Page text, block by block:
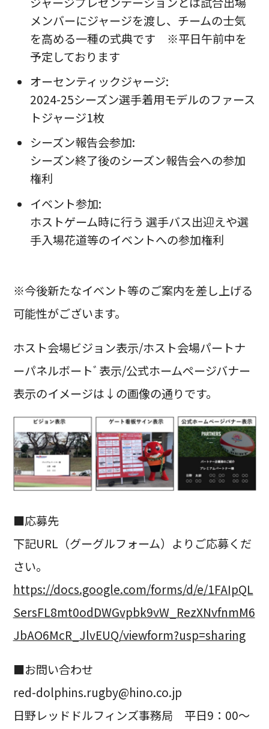
メンバーにジャージを渡し、チームの士気
を高める一種の式典です ※平日午前中を
予定しております
オーセンティックジャージ:
2024-25シーズン選手着用モデルのファース
トジャージ1枚
シーズン報告会参加:
シーズン終了後のシーズン報告会への参加
権利
イベント参加:
ホストゲーム時に行う 選手バス出迎えや選
手入場花道等のイベントへの参加権利
※今後新たなイベント等のご案内を差し上げる
可能性がございます。
ホスト会場ビジョン表示/ホスト会場パートナ
ーパネルボートﾞ表示/公式ホームページバナー
表示のイメージは↓の画像の通りです。
■応募先
下記URL（グーグルフォーム）よりご応募くだ
さい。
https://docs.google.com/forms/d/e/1FAIpQL
SersFL8mt0odDWGvpbk9vW_RezXNvfnmM6
JbAO6McR_JlvEUQ/viewform?usp=sharing
■お問い合わせ
red-dolphins.rugby@hino.co.jp
日野レッドドルフィンズ事務局 平日9：00～